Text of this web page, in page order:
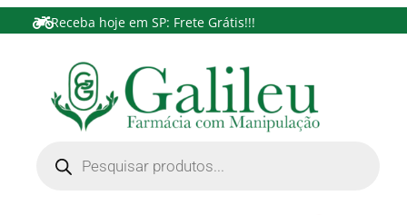
Receba hoje em SP: Frete Grátis!!!